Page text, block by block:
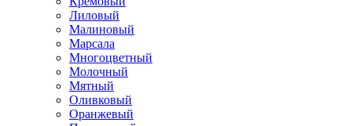
Лиловый
Малиновый
Марсала
Многоцветный
Молочный
Мятный
Оливковый
Оранжевый